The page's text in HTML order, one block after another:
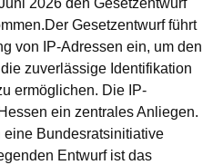
2026 den Gesetzentwurf
Gesetzentwurf führt
von IP-Adressen ein, um den
zuverlässige Identifikation
ermöglichen. Die IP-
ein zentrales Anliegen.
eine Bundesratsinitiative
Entwurf ist das